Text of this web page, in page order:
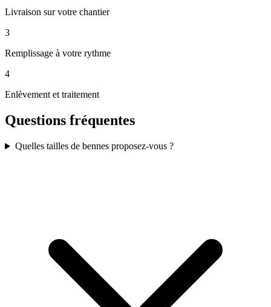
Livraison sur votre chantier
3
Remplissage à votre rythme
4
Enlèvement et traitement
Questions fréquentes
Quelles tailles de bennes proposez-vous ?